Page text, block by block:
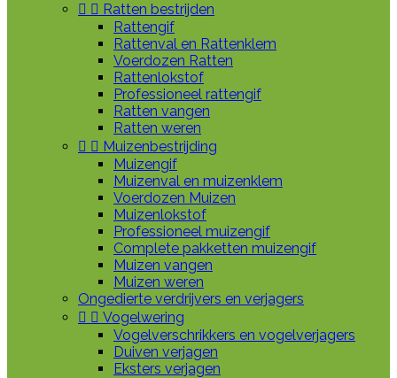
  Ratten bestrijden
Rattengif
Rattenval en Rattenklem
Voerdozen Ratten
Rattenlokstof
Professioneel rattengif
Ratten vangen
Ratten weren
  Muizenbestrijding
Muizengif
Muizenval en muizenklem
Voerdozen Muizen
Muizenlokstof
Professioneel muizengif
Complete pakketten muizengif
Muizen vangen
Muizen weren
Ongedierte verdrijvers en verjagers
  Vogelwering
Vogelverschrikkers en vogelverjagers
Duiven verjagen
Eksters verjagen